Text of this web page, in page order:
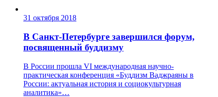
31 октября 2018
В Санкт-Петербурге завершился форум,
посвященный буддизму
В России прошла VI международная научно-
практическая конференция «Буддизм Ваджраяны в
России: актуальная история и социокультурная
аналитика»…